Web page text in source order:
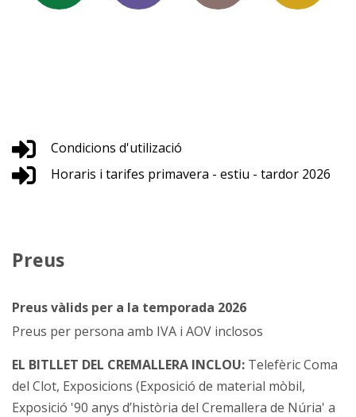
Condicions d'utilizació
Horaris i tarifes primavera - estiu - tardor 2026
Preus
Preus vàlids per a la temporada 2026
Preus per persona amb IVA i AOV inclosos
EL BITLLET DEL CREMALLERA INCLOU: Telefèric Coma
del Clot, Exposicions (Exposició de material mòbil,
Exposició '90 anys d’història del Cremallera de Núria' a